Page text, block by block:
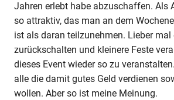
Jahren erlebt habe abzuschaffen. Als
so attraktiv, das man an dem
ist als daran teilzunehmen. Lieber mal
zurückschalten und kleinere Feste
dieses Event wieder so zu
alle die damit gutes Geld verdienen
wollen. Aber so ist meine Meinung.